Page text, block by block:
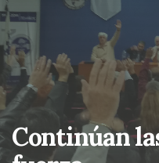
Continúan